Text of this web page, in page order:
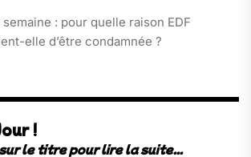
: pour quelle raison EDF
elle d’être condamnée ?
!